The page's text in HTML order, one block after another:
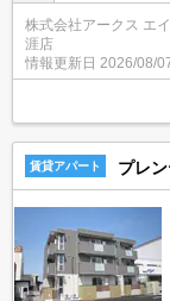
るので、衣類や
ないと思ってい
受け取ること
ーに湿気を除去
す。
株式会社アークス エ
涯店
情報更新日 2026/08/
賃貸アパート プレ